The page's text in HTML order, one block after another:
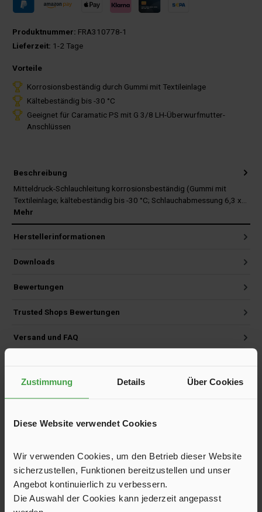
Zustimmung Details Über Cookies
Diese Website verwendet Cookies
Wir verwenden Cookies, um den Betrieb dieser Website
sicherzustellen, Funktionen bereitzustellen und unser
Angebot kontinuierlich zu verbessern.
Die Auswahl der Cookies kann jederzeit angepasst
Produktnummer: FRA310778-1
Lieferzeit: 1-2 Tage
Vorteile
Korrosionsbeständig durch Gummi mit Textileinlage
Kältebeständig bis -30 °C
Geeignet für Caramatic PS mit G 3/8 LH-Überwurfmutter-
Anschlüssen
Beschreibung
Mitteldruck-Schlauchleitung korrosionsbeständig (Gummi mit
Textileinlage; kältebeständig bis -30 °C; Schlauchabmessung 6,3 x…
Mehr
Herstellerinformationen
Downloads
Bewertungen
Trusted Shops Bewertungen
Versand und FAQ